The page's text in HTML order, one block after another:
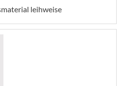
leihweise